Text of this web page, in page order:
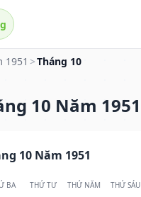
1951 >Tháng 10
10 Năm 1951
10 Năm 1951
BA THỨ TƯ THỨ NĂM THỨ SÁU